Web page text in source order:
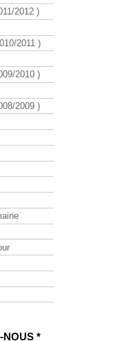
2012 )
2011 )
2010 )
2009 )
NOUS *